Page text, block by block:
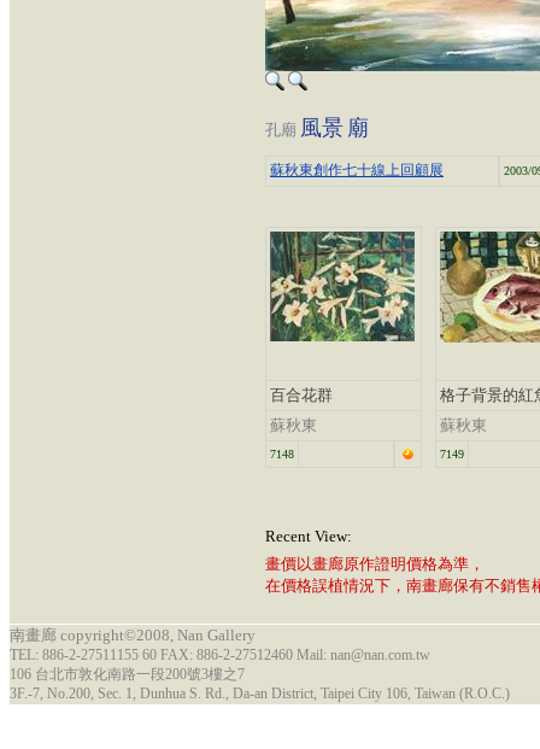
孔廟 風景 廟
蘇秋東創作七十線上回顧展 2003/
百合花群
蘇秋東
7148
格子背景的紅
蘇秋東
7149
Recent View:
畫價以畫廊原作證明價格為準，
在價格誤植情況下，南畫廊保有不銷售
南畫廊 copyright©2008, Nan Gallery
TEL: 886-2-27511155 60 FAX: 886-2-27512460 Mail: nan@nan.com.tw
106 台北市敦化南路一段200號3樓之7
3F.-7, No.200, Sec. 1, Dunhua S. Rd., Da-an District, Taipei City 106, Taiwan (R.O.C.)